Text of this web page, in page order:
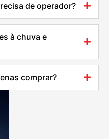
de operador?
à chuva e
comprar?